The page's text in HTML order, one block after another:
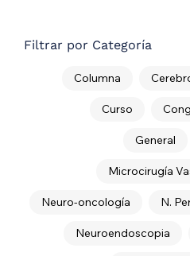
Filtrar por Categoría
Columna
Curso
General
Microcirugía
N.
Neuro-oncología
Neuroendoscopia